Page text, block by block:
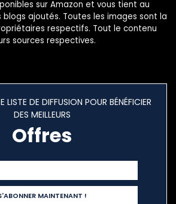
sur Amazon et vous tient au
ajoutés. Toutes les images sont la
respectifs. Tout le contenu
sources respectives.
LISTE DE DIFFUSION POUR BÉNÉFICIER
DES MEILLEURS
Offres